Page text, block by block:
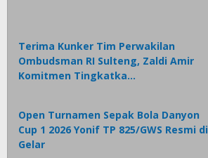
Terima Kunker Tim Perwakilan
Ombudsman RI Sulteng, Zaldi Amir
Komitmen Tingkatka…
Open Turnamen Sepak Bola Danyon
Cup 1 2026 Yonif TP 825/GWS Resmi di
Gelar